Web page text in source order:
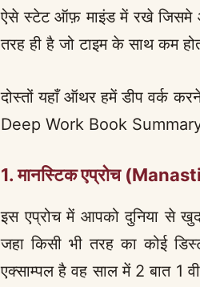
ऐसे स्टेट ऑफ़ माइंड में रखे जिसमे
तरह ही है जो टाइम के साथ कम
दोस्तों यहाँ ऑथर हमें डीप वर्क
Deep Work Book
1. मानस्टिक एप्रोच
इस एप्रोच में आपको दुनिया से
जहा किसी भी तरह का कोई
एक्साम्पल है वह साल में 2 बात